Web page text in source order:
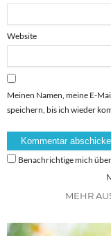
Website
Meinen Namen, meine E-
speichern, bis ich wieder
Benachrichtige mich
MEHR